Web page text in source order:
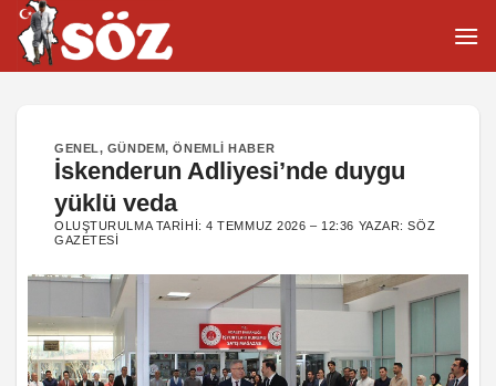
İçeriğe
atla
GENEL, GÜNDEM,ÖNEMLI HABER
İskenderun Adliyesi’nde duygu
yüklü veda
OLUŞTURULMA TARIHI:4 TEMMUZ 2026 – 12:36 YAZAR:SÖZ
GAZETESI